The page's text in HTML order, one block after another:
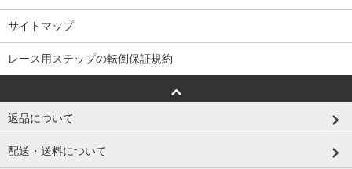
サイトマップ
レース用ステップの転倒保証規約
返品について
配送・送料について